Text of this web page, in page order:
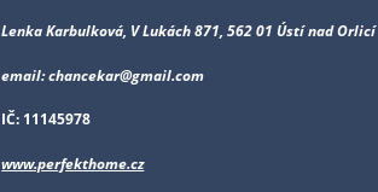
Lenka Karbulková, V Lukách 871, 562 01 Ústí nad Orlicí
email: chancekar@gmail.com
IČ: 11145978
www.perfekthome.cz